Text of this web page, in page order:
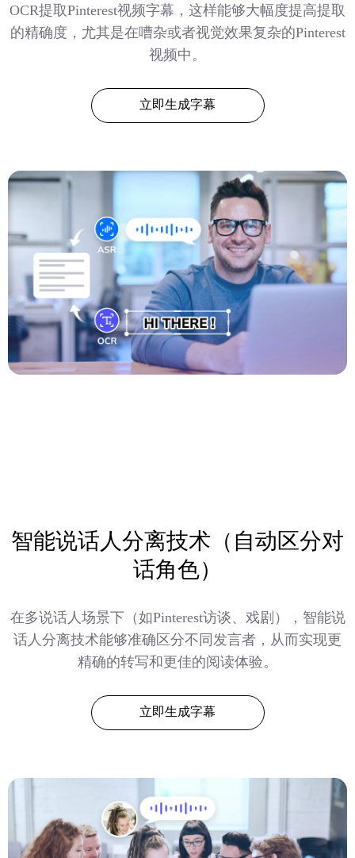
OCR提取Pinterest视频字幕，这样能够大幅度提高提取
的精确度，尤其是在嘈杂或者视觉效果复杂的Pinterest
视频中。
立即生成字幕
智能说话人分离技术（自动区分对
话角色）
在多说话人场景下（如Pinterest访谈、戏剧），智能说
话人分离技术能够准确区分不同发言者，从而实现更
精确的转写和更佳的阅读体验。
立即生成字幕